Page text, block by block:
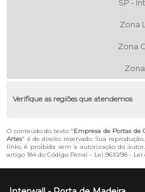
SP -
Zona
Zona
Verifique as regiões que atendemos
O conteúdo do texto "Empresa de Portas de
Artes" é de direito reservado. Sua
links, é proibida sem a autorização do
artigo 184 do Código Penal – Lei 9610/98 -